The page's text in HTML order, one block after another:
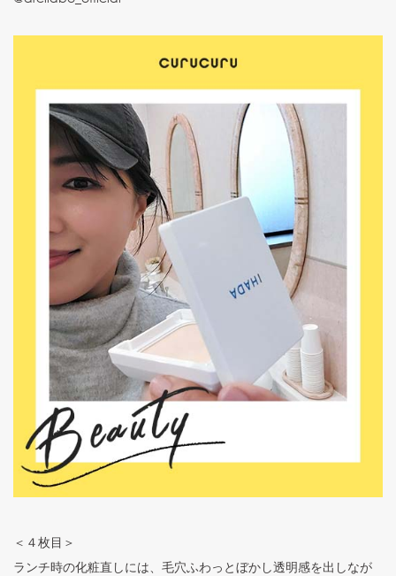
＜４枚目＞
ランチ時の化粧直しには、毛穴ふわっとぼかし透明感を出しなが